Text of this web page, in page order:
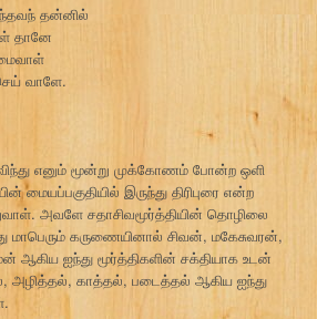
தன்னில்
தானே
வாளே.
எனும் மூன்று முக்கோணம் போன்ற ஒளி
மையப்பகுதியில் இருந்து திரிபுரை என்ற
அவளே சதாசிவமூர்த்தியின் தொழிலை
மாபெரும் கருணையினால் சிவன், மகேசுவரன்,
ஆகிய ஐந்து மூர்த்திகளின் சக்தியாக உடன்
அழித்தல், காத்தல், படைத்தல் ஆகிய ஐந்து